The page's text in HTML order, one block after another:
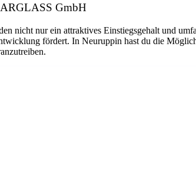
GmbH
nicht nur ein attraktives Einstiegsgehalt und
fördert. In Neuruppin hast du die